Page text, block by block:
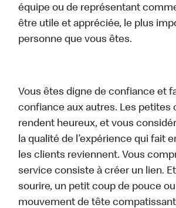
équipe ou de représentant
être utile et appréciée, le plus
personne que vous êtes.
Vous êtes digne de confiance et
confiance aux autres. Les petites
rendent heureux, et vous
la qualité de l’expérience qui fait
les clients reviennent. Vous
service consiste à créer un lien. Et
sourire, un petit coup de pouce
mouvement de tête